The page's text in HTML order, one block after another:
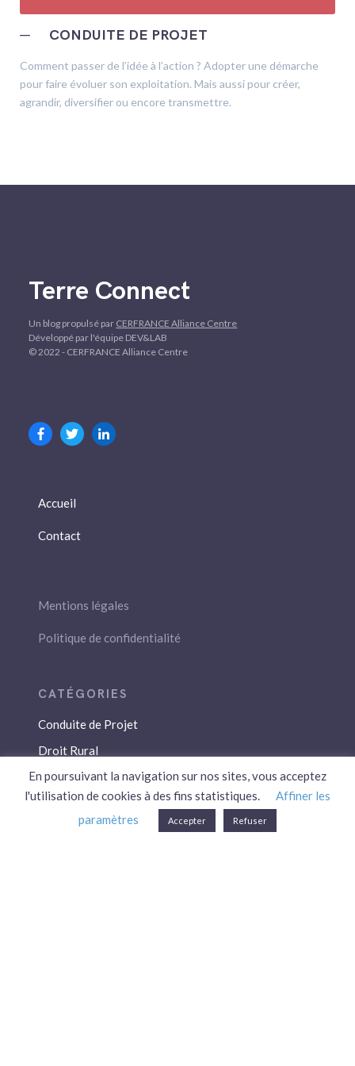
─ CONDUITE DE PROJET
Comment passer de l’idée à l’action ? Adopter une démarche
pour faire évoluer son exploitation. Mais aussi pour créer,
agrandir, diversifier ou encore transmettre.
Terre Connect
Un blog propulsé par CERFRANCE Alliance Centre
Développé par l'équipe DEV&LAB
© 2022 - CERFRANCE Alliance Centre
Accueil
Contact
Mentions légales
Politique de confidentialité
Conduite de Projet
Droit Rural
Droit Social
Économie / Gestion
Environnement
En poursuivant la navigation sur nos sites, vous acceptez
l'utilisation de cookies à des fins statistiques.
Affiner les
paramètres
Accepter Refuser